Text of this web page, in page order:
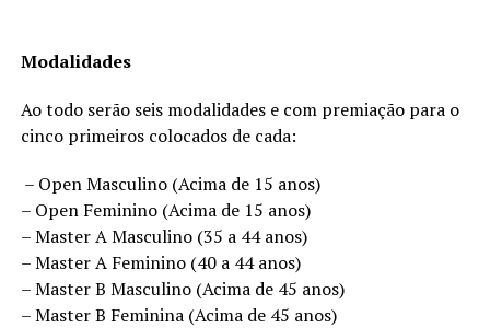
Modalidades
Ao todo serão seis modalidades e com premiação para o
cinco primeiros colocados de cada:
– Open Masculino (Acima de 15 anos)
– Open Feminino (Acima de 15 anos)
– Master A Masculino (35 a 44 anos)
– Master A Feminino (40 a 44 anos)
– Master B Masculino (Acima de 45 anos)
– Master B Feminina (Acima de 45 anos)